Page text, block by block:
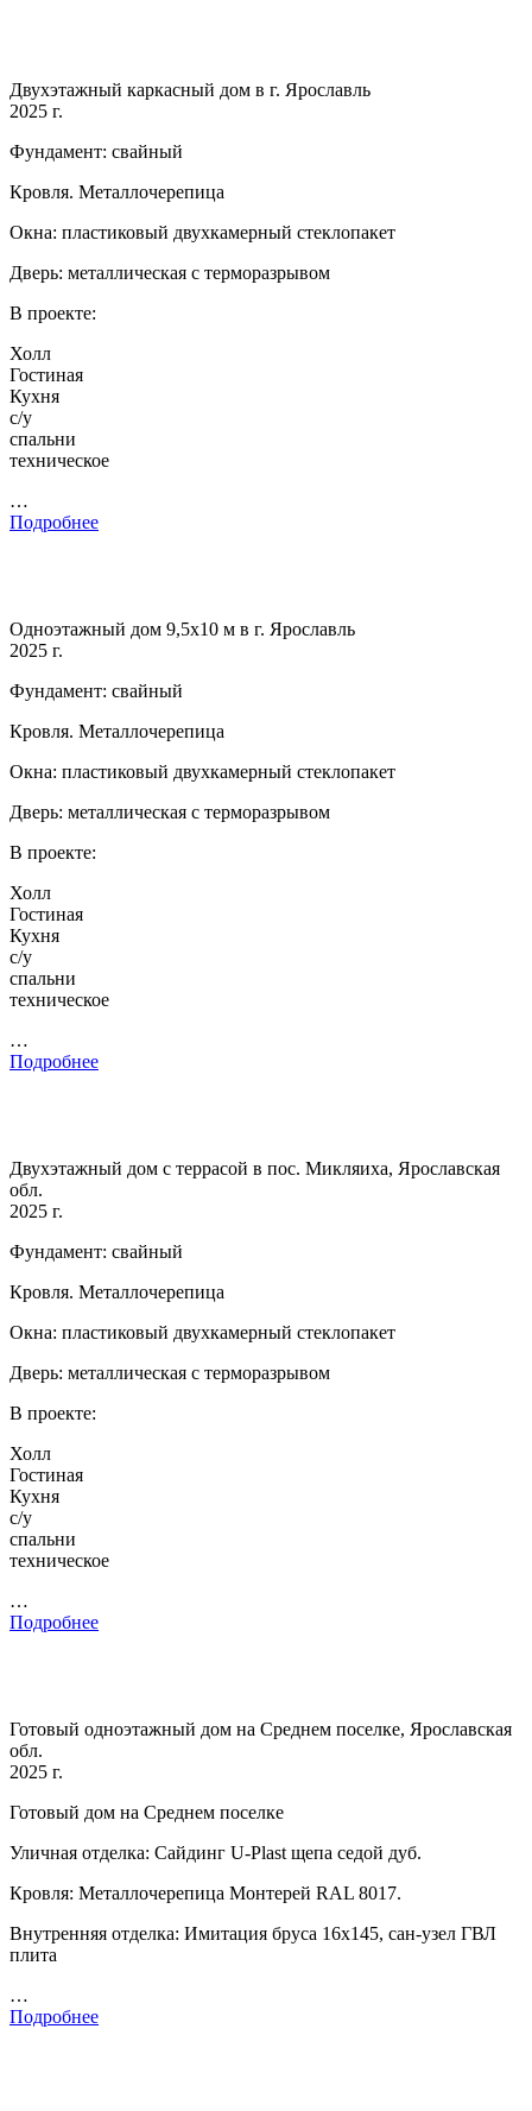
Двухэтажный каркасный дом в г. Ярославль
2025 г.
Фундамент: свайный
Кровля. Металлочерепица
Окна: пластиковый двухкамерный стеклопакет
Дверь: металлическая с терморазрывом
В проекте:
Холл
Гостиная
Кухня
с/у
спальни
техническое
…
Подробнее
Одноэтажный дом 9,5х10 м в г. Ярославль
2025 г.
Фундамент: свайный
Кровля. Металлочерепица
Окна: пластиковый двухкамерный стеклопакет
Дверь: металлическая с терморазрывом
В проекте:
Холл
Гостиная
Кухня
с/у
спальни
техническое
…
Подробнее
Двухэтажный дом с террасой в пос. Микляиха, Ярославская
обл.
2025 г.
Фундамент: свайный
Кровля. Металлочерепица
Окна: пластиковый двухкамерный стеклопакет
Дверь: металлическая с терморазрывом
В проекте:
Холл
Гостиная
Кухня
с/у
спальни
техническое
…
Подробнее
Готовый одноэтажный дом на Среднем поселке, Ярославская
обл.
2025 г.
Готовый дом на Среднем поселке
Уличная отделка: Сайдинг U-Plast щепа седой дуб.
Кровля: Металлочерепица Монтерей RAL 8017.
Внутренняя отделка: Имитация бруса 16х145, сан-узел ГВЛ
плита
…
Подробнее